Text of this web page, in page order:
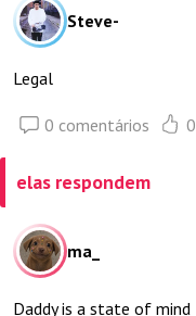
Steve-
Legal
0 comentários 0
elas respondem
ma_
Daddy is a state of mind